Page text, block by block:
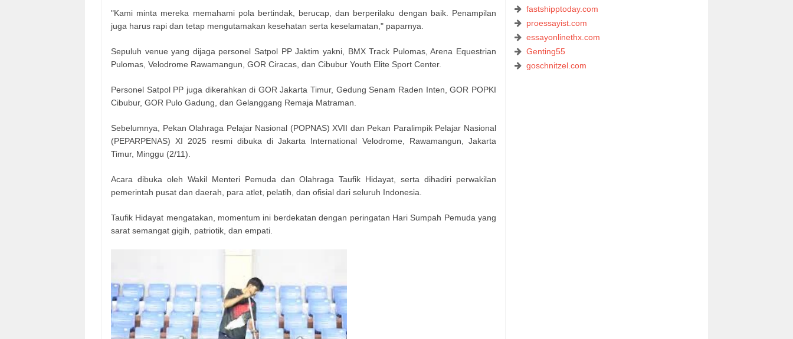
"Kami minta mereka memahami pola bertindak, berucap, dan berperilaku dengan baik. Penampilan
juga harus rapi dan tetap mengutamakan kesehatan serta keselamatan," paparnya.
Sepuluh venue yang dijaga personel Satpol PP Jaktim yakni, BMX Track Pulomas, Arena Equestrian
Pulomas, Velodrome Rawamangun, GOR Ciracas, dan Cibubur Youth Elite Sport Center.
Personel Satpol PP juga dikerahkan di GOR Jakarta Timur, Gedung Senam Raden Inten, GOR POPKI
Cibubur, GOR Pulo Gadung, dan Gelanggang Remaja Matraman.
Sebelumnya, Pekan Olahraga Pelajar Nasional (POPNAS) XVII dan Pekan Paralimpik Pelajar Nasional
(PEPARPENAS) XI 2025 resmi dibuka di Jakarta International Velodrome, Rawamangun, Jakarta
Timur, Minggu (2/11).
Acara dibuka oleh Wakil Menteri Pemuda dan Olahraga Taufik Hidayat, serta dihadiri perwakilan
pemerintah pusat dan daerah, para atlet, pelatih, dan ofisial dari seluruh Indonesia.
Taufik Hidayat mengatakan, momentum ini berdekatan dengan peringatan Hari Sumpah Pemuda yang
sarat semangat gigih, patriotik, dan empati.
fastshipptoday.com
proessayist.com
essayonlinethx.com
Genting55
goschnitzel.com